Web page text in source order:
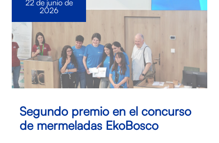
Segundo premio en el concurso
de mermeladas EkoBosco
22 de junio de
2026